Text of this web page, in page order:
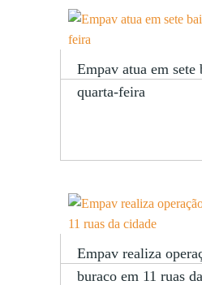
Empav atua em sete
quarta-feira
Empav realiza
buraco em 11 ruas